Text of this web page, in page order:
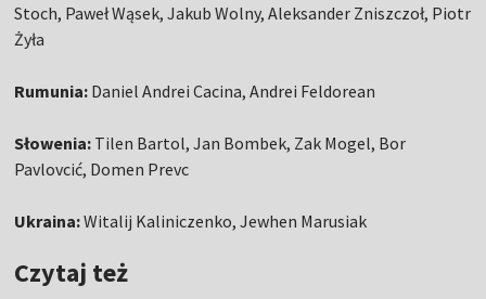
Stoch, Paweł Wąsek, Jakub Wolny, Aleksander Zniszczoł, Piotr
Żyła
Rumunia: Daniel Andrei Cacina, Andrei Feldorean
Słowenia: Tilen Bartol, Jan Bombek, Zak Mogel, Bor
Pavlovcić, Domen Prevc
Ukraina:Witalij Kaliniczenko, Jewhen Marusiak
Czytaj też